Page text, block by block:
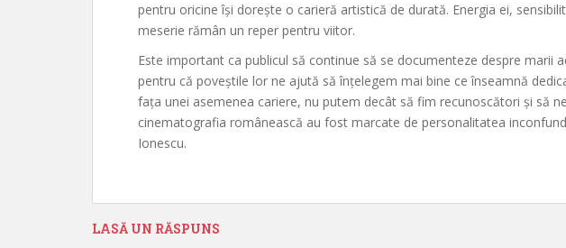
pentru oricine își dorește o carieră artistică de durată. Energia ei,
meserie rămân un reper pentru viitor.
Este important ca publicul să continue să se documenteze despre marii
pentru că poveștile lor ne ajută să înțelegem mai bine ce înseamnă
fața unei asemenea cariere, nu putem decât să fim recunoscători și să
cinematografia românească au fost marcate de personalitatea
Ionescu.
LASĂ UN RĂSPUNS